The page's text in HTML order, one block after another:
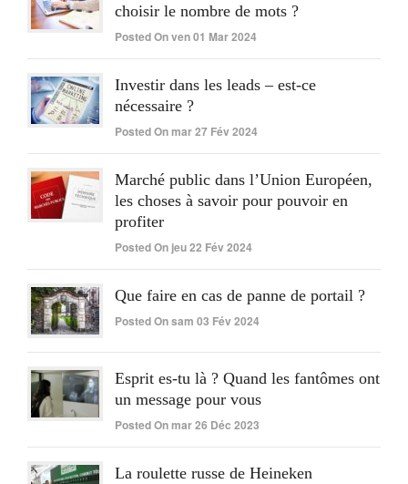
choisir le nombre de mots ?
Posted On ven 01 Mar 2024
Investir dans les leads – est-ce
nécessaire ?
Posted On mar 27 Fév 2024
Marché public dans l’Union Européen,
les choses à savoir pour pouvoir en
profiter
Posted On jeu 22 Fév 2024
Que faire en cas de panne de portail ?
Posted On sam 03 Fév 2024
Esprit es-tu là ? Quand les fantômes ont
un message pour vous
Posted On mar 26 Déc 2023
La roulette russe de Heineken